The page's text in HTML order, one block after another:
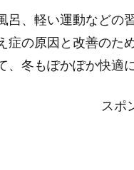
呂、軽い運動などの
症の原因と改善のた
、冬もぽかぽか快適
スポ